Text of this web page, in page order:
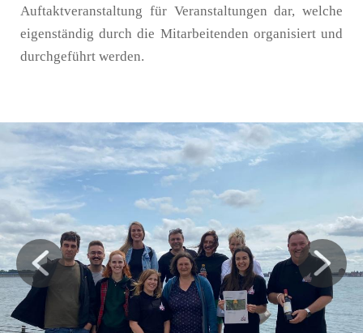
Auftaktveranstaltung für Veranstaltungen dar, welche
eigenständig durch die Mitarbeitenden organisiert und
durchgeführt werden.